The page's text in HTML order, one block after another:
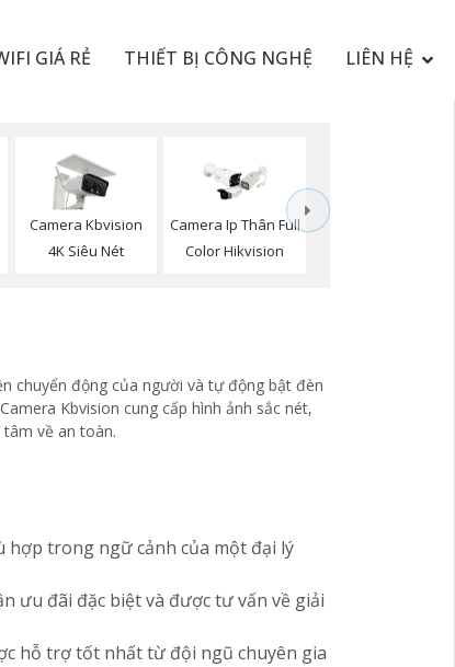
GIÁ RẺ THIẾT BỊ CÔNG NGHỆ LIÊN HỆ
Camera Kbvision
4K Siêu Nét
Camera Ip Thân Full
Color Hikvision
chuyển động của người và tự động bật đèn
Kbvision cung cấp hình ảnh sắc nét,
về an toàn.
hợp trong ngữ cảnh của một đại lý
ưu đãi đặc biệt và được tư vấn về giải
hỗ trợ tốt nhất từ đội ngũ chuyên gia